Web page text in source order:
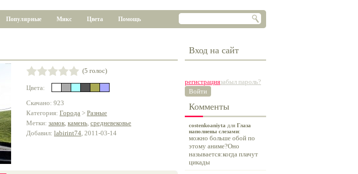
Популярные Микс Цвета Помощь
(5 голос)
Цвета:
Скачано: 923
Категория: Города > Разные
Метки: замок, камень, средневековье
Добавил: labirint74, 2011-03-14
Вход на сайт
регистрациязабыл пароль?
Войти
Комменты
costenkoaniyta для Глаза
наполнены слезами:
можно больше обой по
этому аниме?Оно
называется:когда плачут
цикады